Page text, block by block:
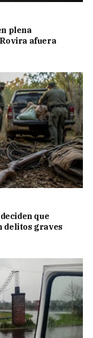
plena
afuera
que
delitos graves